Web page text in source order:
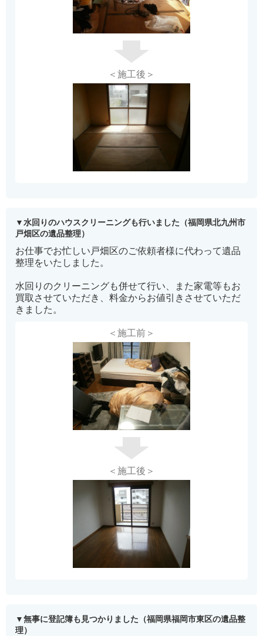
＜施工後＞
水回りのハウスクリーニングも行いました（福岡県北九州市
戸畑区の遺品整理）
お仕事でお忙しい戸畑区のご依頼者様に代わって遺品
整理をいたしました。
水回りのクリーニングも併せて行い、また家電等もお
買取させていただき、料金からお値引きさせていただ
きました。
＜施工前＞
＜施工後＞
無事に登記簿も見つかりました（福岡県福岡市東区の遺品整
理）